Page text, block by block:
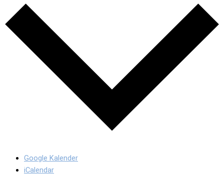
Google Kalender
iCalendar